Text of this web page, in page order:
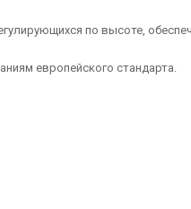
по высоте,
европейского стандарта.